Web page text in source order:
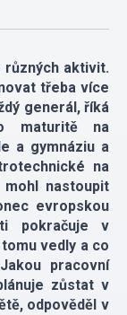
různých aktivit.
třeba více
generál, říká
maturitě na
a gymnáziu a
na
nastoupit
evropskou
pokračuje v
vedly a co
pracovní
zůstat v
odpověděl v